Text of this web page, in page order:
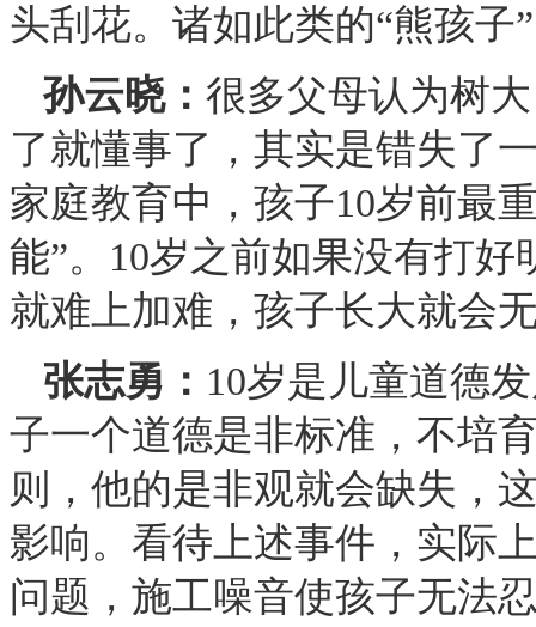
头刮花。诸如此类的“熊孩子
孙云晓： 很多父母认为树
了就懂事了，其实是错失了
家庭教育中，孩子10岁前最
能”。10岁之前如果没有打
就难上加难，孩子长大就会
张志勇： 10岁是儿童道德
子一个道德是非标准，不培
则，他的是非观就会缺失，
影响。看待上述事件，实际
问题，施工噪音使孩子无法